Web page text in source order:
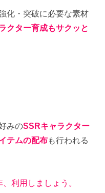
化・突破に必要な素材
クター育成もサクッと
みのSSRキャラクター
テムの配布も行われる
利用しましょう。